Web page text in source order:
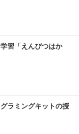
習「えんぴつはか
ラミングキットの授